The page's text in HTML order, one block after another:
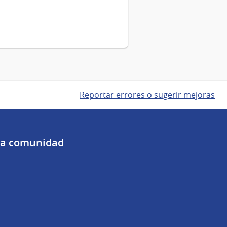
Reportar errores o sugerir mejoras
comunidad